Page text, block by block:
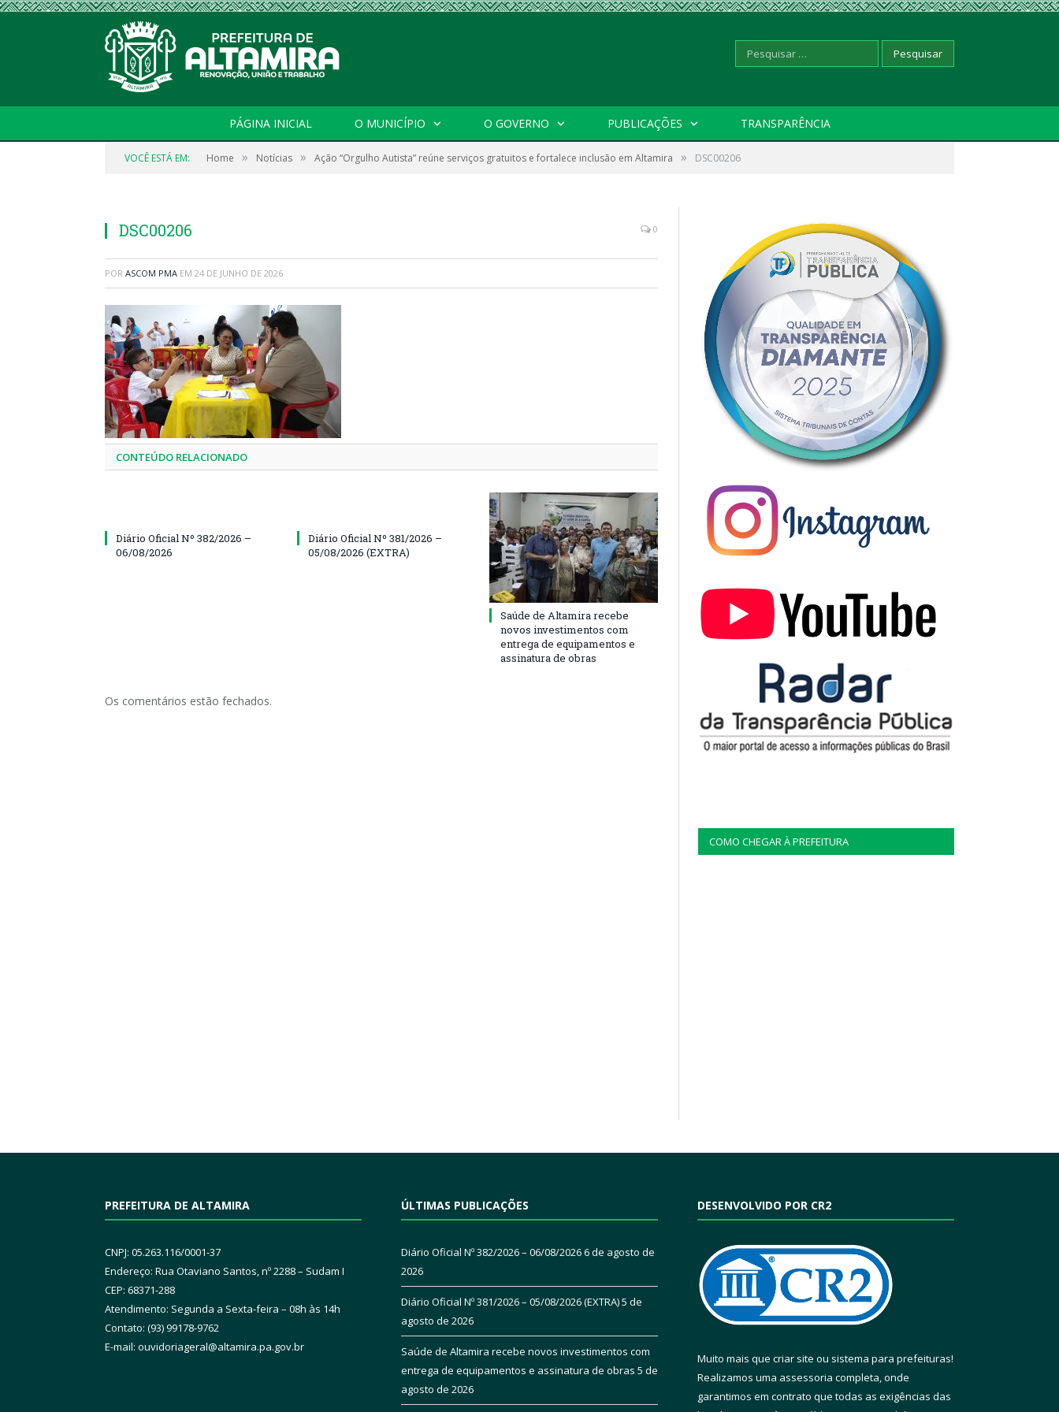
Pesquisar
por:
PÁGINA INICIAL O MUNICÍPIO O GOVERNO PUBLICAÇÕES TRANSPARÊNCIA
VOCÊ ESTÁ EM: Home » Notícias » Ação “Orgulho Autista” reúne serviços gratuitos e fortalece inclusão em Altamira » DSC00206
DSC00206 0
POR ASCOM PMA EM 24 DE JUNHO DE 2026
CONTEÚDO RELACIONADO
Diário Oficial Nº 382/2026 –
06/08/2026
Diário Oficial Nº 381/2026 –
05/08/2026 (EXTRA)
Saúde de Altamira recebe
novos investimentos com
entrega de equipamentos e
assinatura de obras
Os comentários estão fechados.
COMO CHEGAR À PREFEITURA
PREFEITURA DE ALTAMIRA
CNPJ: 05.263.116/0001-37
Endereço: Rua Otaviano Santos, nº 2288 – Sudam I
CEP: 68371-288
Atendimento: Segunda a Sexta-feira – 08h às 14h
Contato: (93) 99178-9762
E-mail: ouvidoriageral@altamira.pa.gov.br
ÚLTIMAS PUBLICAÇÕES
Diário Oficial Nº 382/2026 – 06/08/20266 de agosto de
2026
Diário Oficial Nº 381/2026 – 05/08/2026 (EXTRA)5 de
agosto de 2026
Saúde de Altamira recebe novos investimentos com
entrega de equipamentos e assinatura de obras 5 de
agosto de 2026
DESENVOLVIDO POR CR2
Muito mais que criar site ou sistema para prefeituras!
Realizamos uma assessoria completa, onde
garantimos em contrato que todas as exigências das